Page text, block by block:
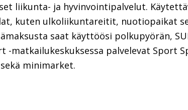
liikunta- ja hyvinvointipalvelut.
kuten ulkoliikuntareitit, nuotiopaikat
saat käyttöösi polkupyörän,
-matkailukeskuksessa palvelevat Sport
minimarket.